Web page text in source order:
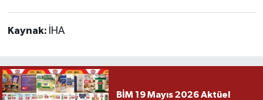
Kaynak: İHA
BİM 19 Mayıs 2026 Aktüel